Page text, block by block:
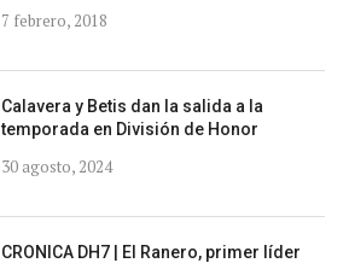
7 febrero, 2018
Calavera y Betis dan la salida a la
temporada en División de Honor
30 agosto, 2024
CRONICA DH7 | El Ranero, primer líder